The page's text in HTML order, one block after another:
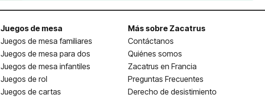
Juegos de mesa
Juegos de mesa familiares
Juegos de mesa para dos
Juegos de mesa infantiles
Juegos de rol
Juegos de cartas
Más sobre Zacatrus
Contáctanos
Quiénes somos
Zacatrus en Francia
Preguntas Frecuentes
Derecho de desistimiento